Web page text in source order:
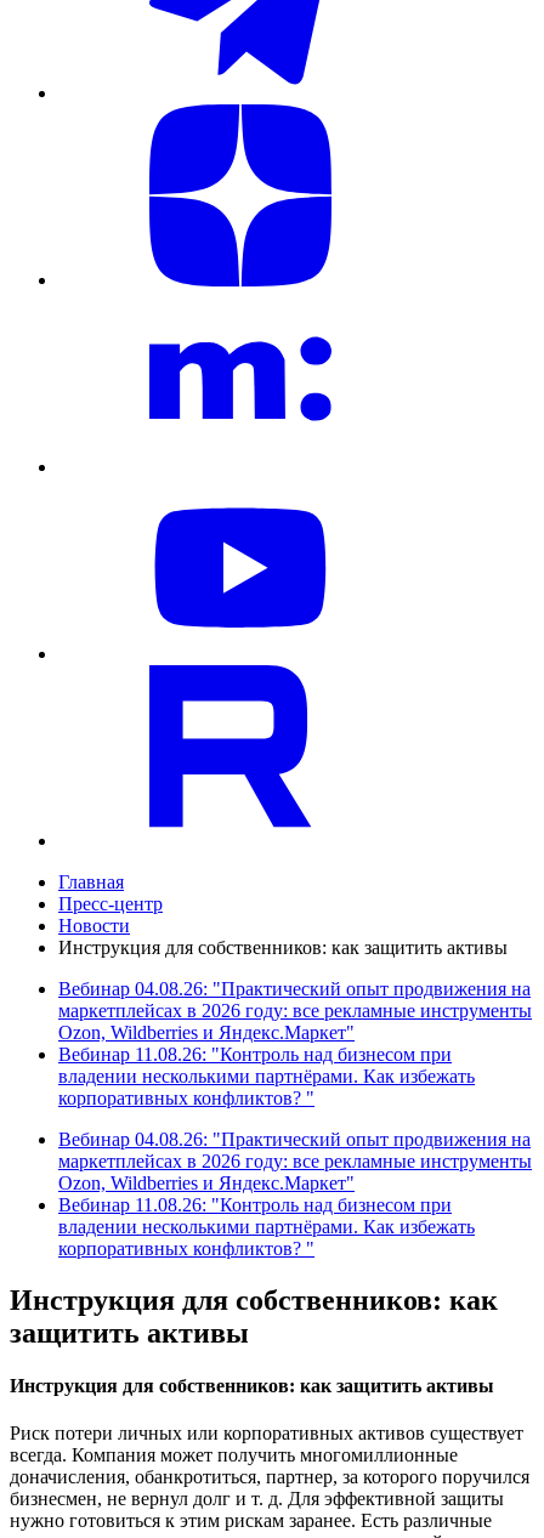
Главная
Пресс-центр
Новости
Инструкция для собственников: как защитить активы
Вебинар 04.08.26: "Практический опыт продвижения на
маркетплейсах в 2026 году: все рекламные инструменты
Ozon, Wildberries и Яндекс.Маркет"
Вебинар 11.08.26: "Контроль над бизнесом при
владении несколькими партнёрами. Как избежать
корпоративных конфликтов? "
Вебинар 04.08.26: "Практический опыт продвижения на
маркетплейсах в 2026 году: все рекламные инструменты
Ozon, Wildberries и Яндекс.Маркет"
Вебинар 11.08.26: "Контроль над бизнесом при
владении несколькими партнёрами. Как избежать
корпоративных конфликтов? "
Инструкция для собственников: как
защитить активы
Инструкция для собственников: как защитить активы
Риск потери личных или корпоративных активов существует
всегда. Компания может получить многомиллионные
доначисления, обанкротиться, партнер, за которого поручился
бизнесмен, не вернул долг и т. д. Для эффективной защиты
нужно готовиться к этим рискам заранее. Есть различные